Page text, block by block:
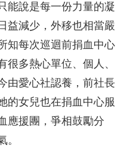
能說是每一份力量的凝
益減少，外移也相當嚴
知每次巡迴前捐血中心
很多熱心單位、個人、
由愛心社認養，前社長
的女兒也在捐血中心服
應援團，爭相鼓勵分
。